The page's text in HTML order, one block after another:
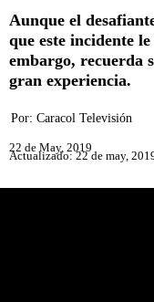
Aunque el
que este incidente
embargo, recuerda
gran experiencia.
Por: Caracol Televisión
22 de May, 2019
Actualizado: 22 de may,